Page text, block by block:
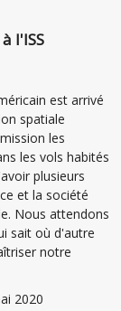
l'ISS
est arrivé
spatiale
les
les vols habités
plusieurs
et la société
Nous attendons
sait où d'autre
notre
2020